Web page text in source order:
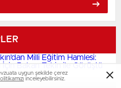
uygun şekilde çerez
inceleyebilirsiniz.